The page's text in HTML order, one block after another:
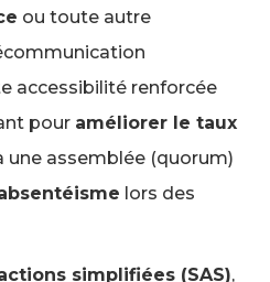
ou toute autre
accessibilité renforcée
pour améliorer le taux
une assemblée (quorum)
lors des
simplifiées (SAS),